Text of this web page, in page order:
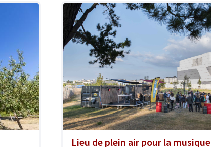
Lieu de plein air pour la musique